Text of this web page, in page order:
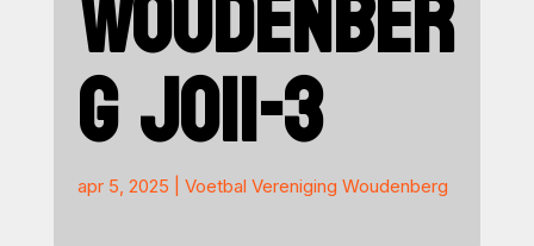
G JO11-3
apr 5, 2025 Voetbal Vereniging Woudenberg